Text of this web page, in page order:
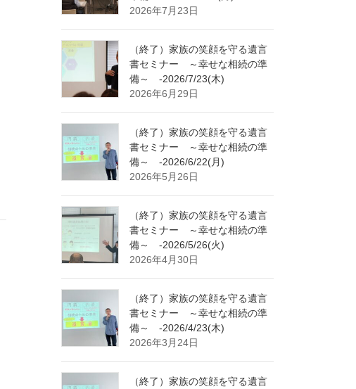
2026年7月23日
（終了）家族の笑顔を守る遺言
書セミナー ～幸せな相続の準
備～ -2026/7/23(木)
2026年6月29日
（終了）家族の笑顔を守る遺言
書セミナー ～幸せな相続の準
備～ -2026/6/22(月)
2026年5月26日
（終了）家族の笑顔を守る遺言
書セミナー ～幸せな相続の準
備～ -2026/5/26(火)
2026年4月30日
（終了）家族の笑顔を守る遺言
書セミナー ～幸せな相続の準
備～ -2026/4/23(木)
2026年3月24日
（終了）家族の笑顔を守る遺言